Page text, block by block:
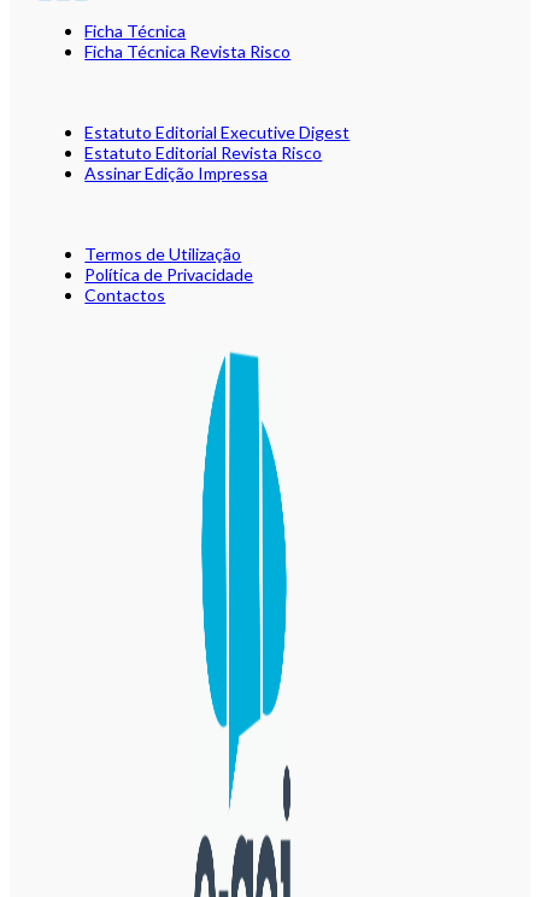
Ficha Técnica
Ficha Técnica Revista Risco
Estatuto Editorial Executive Digest
Estatuto Editorial Revista Risco
Assinar Edição Impressa
Termos de Utilização
Política de Privacidade
Contactos